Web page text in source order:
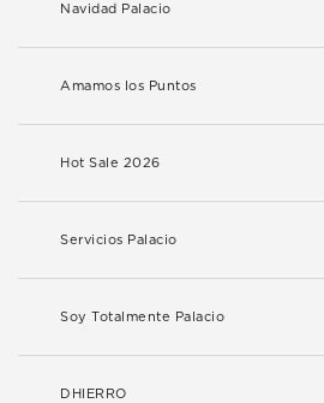
Navidad Palacio
Amamos los Puntos
Hot Sale 2026
Servicios Palacio
Soy Totalmente Palacio
DHIERRO